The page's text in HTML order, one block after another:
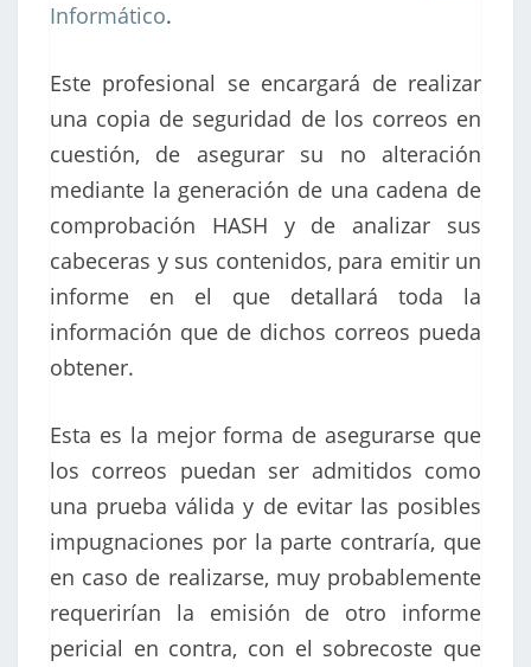
Informático.
Este profesional se encargará de realizar
una copia de seguridad de los correos en
cuestión, de asegurar su no alteración
mediante la generación de una cadena de
comprobación HASH y de analizar sus
cabeceras y sus contenidos, para emitir un
informe en el que detallará toda la
información que de dichos correos pueda
obtener.
Esta es la mejor forma de asegurarse que
los correos puedan ser admitidos como
una prueba válida y de evitar las posibles
impugnaciones por la parte contraría, que
en caso de realizarse, muy probablemente
requerirían la emisión de otro informe
pericial en contra, con el sobrecoste que